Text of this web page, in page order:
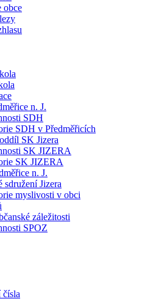
obce
n. J.
SDH
SDH v Předměřicích
SK Jizera
SK JIZERA
SK JIZERA
n. J.
sdružení Jizera
myslivosti v obci
záležitosti
SPOZ